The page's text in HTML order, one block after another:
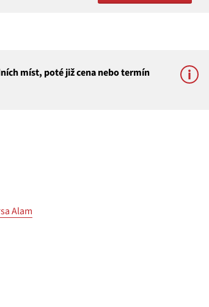
míst, poté již cena nebo termín
Alam